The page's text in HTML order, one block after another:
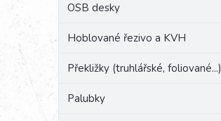
OSB desky
Hoblované řezivo a KVH
Překližky (truhlářské, foliované...)
Palubky